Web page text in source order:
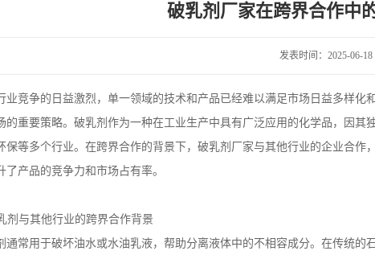
破乳剂厂家在跨界合作中
发表时间：2025-06-18
业竞争的日益激烈，单一领域的技术和产品已经难以满足市场日益多样
的重要策略。破乳剂作为一种在工业生产中具有广泛应用的化学品，因
保等多个行业。在跨界合作的背景下，破乳剂厂家与其他行业的企业合作
了产品的竞争力和市场占有率。
剂与其他行业的跨界合作背景
通常用于破坏油水或水油乳液，帮助分离液体中的不相容成分。在传统的